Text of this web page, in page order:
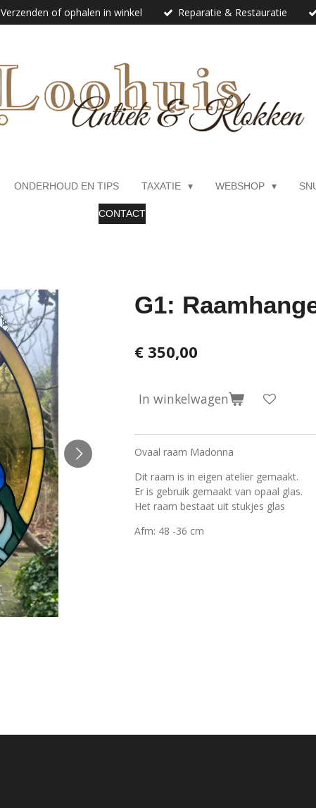
Verzenden of ophalen in winkel Reparatie & Restauratie
ONDERHOUD EN TIPS TAXATIE WEBSHOP
CONTACT
G1:
€ 350,00
In winkelwagen
Ovaal raam Madonna
Dit raam is in eigen atelier gemaakt.
Er is gebruik gemaakt van opaal glas.
Het raam bestaat uit stukjes glas
Afm: 48 -36 cm